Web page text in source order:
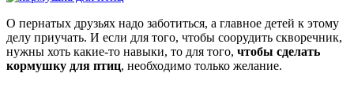
О пернатых друзьях надо заботиться, а главное детей к этому
делу приучать. И если для того, чтобы соорудить скворечник,
нужны хоть какие-то навыки, то для того, чтобы сделать
кормушку для птиц, необходимо только желание.